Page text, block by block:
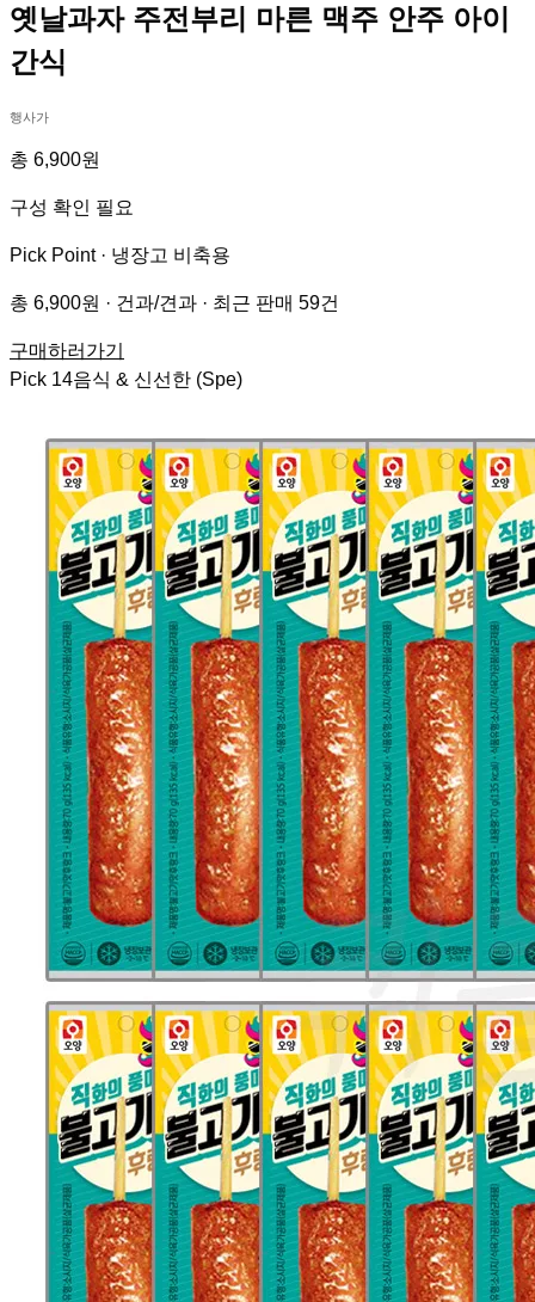
옛날과자 주전부리 마른 맥주 안주 아이
간식
행사가
총 6,900원
구성 확인 필요
Pick Point · 냉장고 비축용
총 6,900원 · 건과/견과 · 최근 판매 59건
구매하러가기
Pick 14음식 & 신선한 (Spe)